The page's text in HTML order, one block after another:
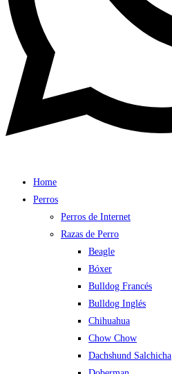
Home
Perros
Perros de Internet
Razas de Perro
Beagle
Bóxer
Bulldog Francés
Bulldog Inglés
Chihuahua
Chow Chow
Dachshund Salchicha